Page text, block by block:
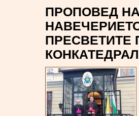
ПРОПОВЕД
ПРЕСВЕТИТЕ